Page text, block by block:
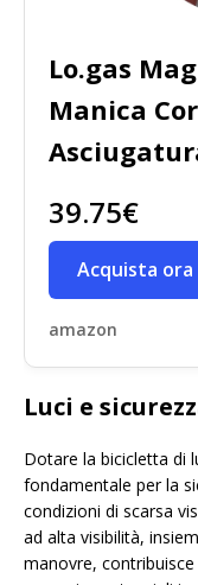
Lo.gas
Manica
39.75€
Acquista ora
amazon
Luci e
Dotare la bicicletta di
fondamentale per la
condizioni di scarsa
ad alta visibilità,
manovre,